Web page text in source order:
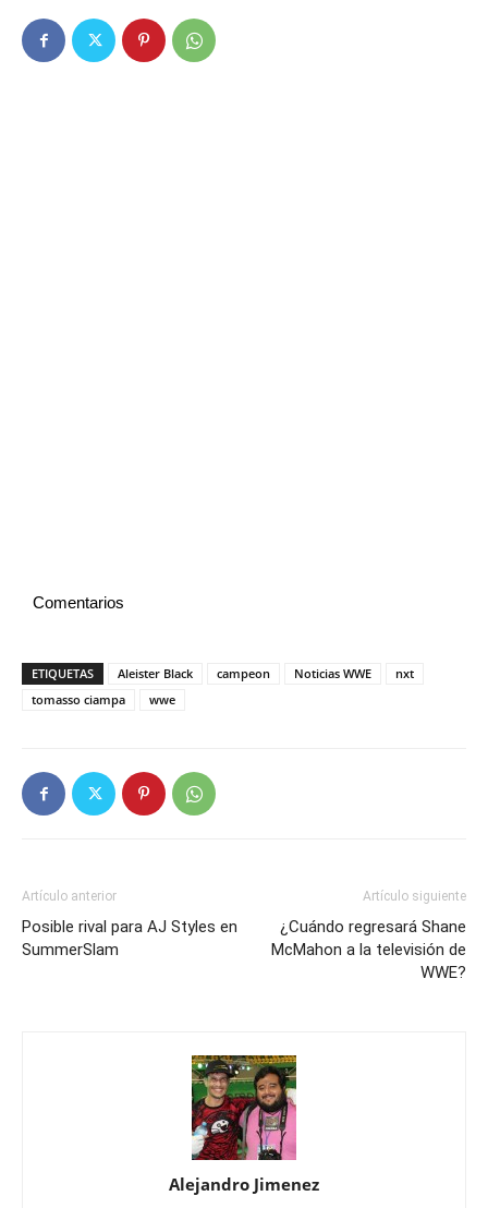
Comentarios
ETIQUETAS Aleister Black campeon Noticias WWE
nxt
tomasso ciampa
wwe
Artículo anterior
Posible rival para AJ Styles en
SummerSlam
Artículo siguiente
¿Cuándo regresará Shane
McMahon a la televisión de
WWE?
Alejandro Jimenez